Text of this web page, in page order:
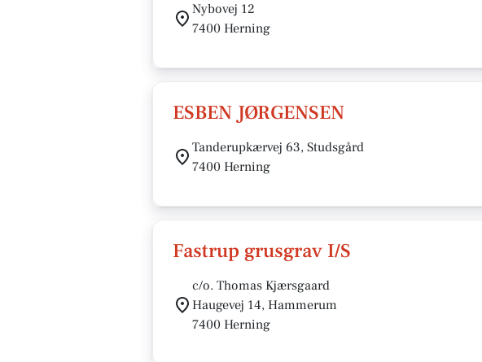
Nybovej 12
7400 Herning
ESBEN JØRGENSEN
Tanderupkærvej 63, Studsgård
7400 Herning
Fastrup grusgrav I/S
c/o. Thomas Kjærsgaard
Haugevej 14, Hammerum
7400 Herning